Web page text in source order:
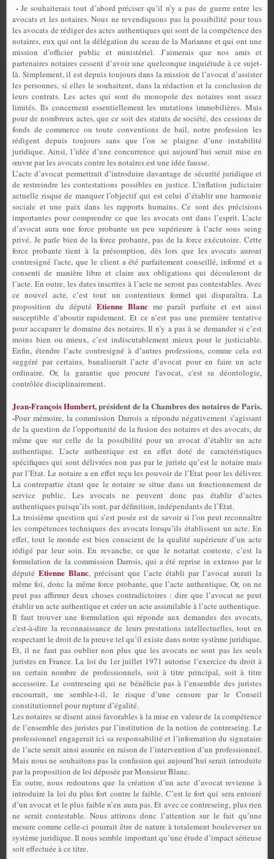
- Je souhaiterais tout d’abord préciser qu’il n’y a pas de guerre entre les
avocats et les notaires. Nous ne revendiquons pas la possibilité pour tous
les avocats de rédiger des actes authentiques qui sont de la compétence des
notaires, eux qui ont la délégation du sceau de la Marianne et qui ont une
mission d’officier public et ministériel. J’aimerais que nos amis et
partenaires notaires cessent d’avoir une quelconque inquiétude à ce sujet-
là. Simplement, il est depuis toujours dans la mission de l’avocat d’assister
les personnes, si elles le souhaitent, dans la rédaction et la conclusion de
leurs contrats. Les actes qui sont du monopole des notaires sont assez
limités. Ils concernent essentiellement les mutations immobilières. Mais
pour de nombreux actes, que ce soit des statuts de société, des cessions de
fonds de commerce ou toute conventions de bail, notre profession les
rédigent depuis toujours sans que l’on se plaigne d’une instabilité
juridique. Ainsi, l’idée d’une concurrence qui aujourd’hui serait mise en
œuvre par les avocats contre les notaires est une idée fausse.
L’acte d’avocat permettrait d’introduire davantage de sécurité juridique et
de restreindre les contestations possibles en justice. L’inflation judiciaire
actuelle risque de manquer l’objectif qui est celui d’établir une harmonie
sociale et une paix dans les rapports humains. Ce sont des précisions
importantes pour comprendre ce que les avocats ont dans l’esprit. L’acte
d’avocat aura une force probante un peu supérieure à l’acte sous seing
privé. Je parle bien de la force probante, pas de la force exécutoire. Cette
force probante tient à la présomption, dès lors que les avocats auront
contresigné l'acte, que le client a été parfaitement conseillé, informé et a
consenti de manière libre et claire aux obligations qui découleront de
l’acte. En outre, les dates inscrites à l’acte ne seront pas contestables. Avec
ce nouvel acte, c’est tout un contentieux formel qui disparaîtra. La
proposition du député Etienne Blanc me paraît parfaite et est ainsi
susceptible d’aboutir rapidement. Et ce n’est pas une première tentative
pour accaparer le domaine des notaires. Il n’y a pas à se demander si c’est
moins bien ou mieux, c’est indiscutablement mieux pour le justiciable.
Enfin, étendre l’acte contresigné à d’autres professions, comme cela est
suggéré par certains, banaliserait l’acte d’avocat pour en faire un acte
ordinaire. Or, la garantie que procure l'avocat, c'est sa déontologie,
contrôlée disciplinairement.
Jean-François Humbert, président de la Chambres des notaires de Paris.
-Pour mémoire, la commission Darrois a répondu négativement s’agissant
de la question de l’opportunité de la fusion des notaires et des avocats, de
même que sur celle de la possibilité pour un avocat d’établir un acte
authentique. L’acte authentique est en effet doté de caractéristiques
spécifiques qui sont délivrées non pas par le juriste qu’est le notaire mais
par l’Etat. Le notaire a en effet reçu les pouvoir de l’Etat pour les délivrer.
La contrepartie étant que le notaire se situe dans un fonctionnement de
service public. Les avocats ne peuvent donc pas établir d’actes
authentiques puisqu’ils sont, par définition, indépendants de l’Etat.
La troisième question qui s’est posée est de savoir si l’on peut reconnaître
les compétences techniques des avocats lorsqu’ils établissent un acte. En
effet, tout le monde est bien conscient de la qualité supérieure d’un acte
rédigé par leur soin. En revanche, ce que le notariat conteste, c’est la
formulation de la commission Darrois, qui a été reprise in extenso par le
député Etienne Blanc, précisant que l’acte établi par l’avocat aurait la
même foi, donc la même force probante, que l’acte authentique. Or, on ne
peut pas affirmer deux choses contradictoires : dire que l’avocat ne peut
établir un acte authentique et créer un acte assimilable à l’acte authentique.
Il faut trouver une formulation qui réponde aux demandes des avocats,
c'est-à-dire la reconnaissance de leurs prestations intellectuelles, tout en
respectant le droit de la preuve tel qu’il existe dans notre système juridique.
Et, il ne faut pas oublier non plus que les avocats ne sont pas les seuls
juristes en France. La loi du 1er juillet 1971 autorise l’exercice du droit à
un certain nombre de professionnels, soit à titre principal, soit à titre
accessoire. Le contreseing qui ne bénéficie pas à l’ensemble des juristes
encourrait, me semble-t-il, le risque d’une censure par le Conseil
constitutionnel pour rupture d’égalité.
Les notaires se disent ainsi favorables à la mise en valeur de la compétence
de l’ensemble des juristes par l’institution de la notion de contreseing. Le
professionnel engagerait ici sa responsabilité et l’information du signataire
de l’acte serait ainsi assurée en raison de l’intervention d’un professionnel.
Mais nous ne souhaitons pas la confusion qui aujourd’hui serait introduite
par la proposition de loi déposée par Monsieur Blanc.
En outre, nous redoutons que la création d’un acte d’avocat revienne à
introduire la loi du plus fort contre le faible. C’est le fort qui sera entouré
d’un avocat et le plus faible n’en aura pas. Et avec ce contreseing, plus rien
ne serait contestable. Nous attirons donc l’attention sur le fait qu’une
mesure comme celle-ci pourrait être de nature à totalement bouleverser un
système juridique. Il nous semble important qu’une étude d’impact sérieuse
soit effectuée à ce titre.